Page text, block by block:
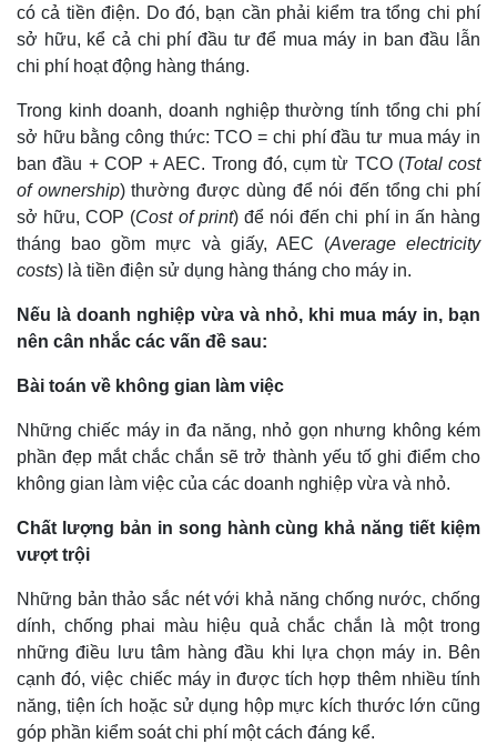
Kinh tế
Bất động sản
Khởi nghiệp
Thị
Giá
Tiêu
Tỷ giá
có cả tiền điện. Do đó, bạn cần phải kiểm tra tổng chi phí
sở hữu, kể cả chi phí đầu tư để mua máy in ban đầu lẫn
chi phí hoạt động hàng tháng.
Trong kinh doanh, doanh nghiệp thường tính tổng chi phí
sở hữu bằng công thức: TCO = chi phí đầu tư mua máy in
ban đầu + COP + AEC. Trong đó, cụm từ TCO (Total cost
of ownership) thường được dùng để nói đến tổng chi phí
sở hữu, COP (Cost of print) để nói đến chi phí in ấn hàng
tháng bao gồm mực và giấy, AEC (Average electricity
costs) là tiền điện sử dụng hàng tháng cho máy in.
Nếu là doanh nghiệp vừa và nhỏ, khi mua máy in, bạn
nên cân nhắc các vấn đề sau:
Bài toán về không gian làm việc
Những chiếc máy in đa năng, nhỏ gọn nhưng không kém
phần đẹp mắt chắc chắn sẽ trở thành yếu tố ghi điểm cho
không gian làm việc của các doanh nghiệp vừa và nhỏ.
Chất lượng bản in song hành cùng khả năng tiết kiệm
vượt trội
Những bản thảo sắc nét với khả năng chống nước, chống
dính, chống phai màu hiệu quả chắc chắn là một trong
những điều lưu tâm hàng đầu khi lựa chọn máy in. Bên
cạnh đó, việc chiếc máy in được tích hợp thêm nhiều tính
năng, tiện ích hoặc sử dụng hộp mực kích thước lớn cũng
góp phần kiểm soát chi phí một cách đáng kể.